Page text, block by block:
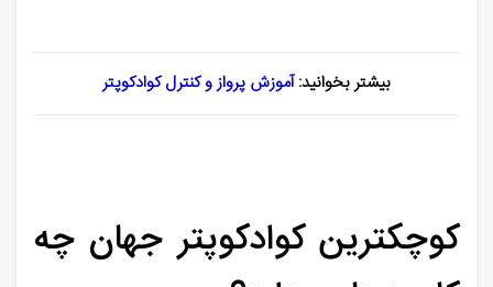
بیشتر بخوانید:آموزش پرواز و کنترل کوادکوپتر
کوچکترین کوادکوپتر جهان چه